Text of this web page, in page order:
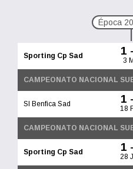
Época
Sporting Cp Sad 1
3
CAMPEONATO NACIONAL
Sl Benfica Sad 1
18
CAMPEONATO NACIONAL
Sporting Cp Sad 1
28